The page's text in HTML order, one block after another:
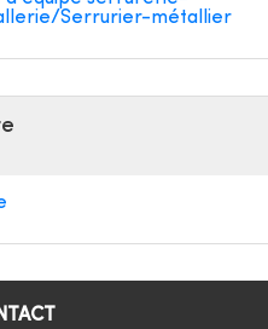
Serrurier-métallier